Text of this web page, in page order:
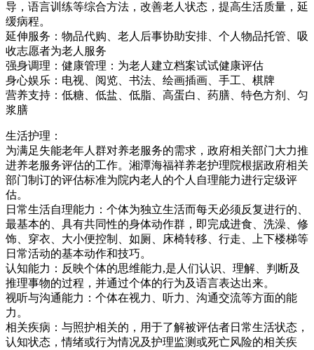
导，语言训练等综合方法，改善老人状态，提高生活质量，延
缓病程。
延伸服务：物品代购、老人后事协助安排、个人物品托管、吸
收志愿者为老人服务
强身调理：健康管理：为老人建立档案试试健康评估
身心娱乐：电视、阅览、书法、绘画插画、手工、棋牌
营养支持：低糖、低盐、低脂、高蛋白、药膳、特色方剂、匀
浆膳
生活护理：
为满足失能老年人群对养老服务的需求，政府相关部门大力推
进养老服务评估的工作。湘潭海福祥养老护理院根据政府相关
部门制订的评估标准为院内老人的个人自理能力进行定级评
估。
日常生活自理能力：个体为独立生活而每天必须反复进行的、
最基本的、具有共同性的身体动作群，即完成进食、洗澡、修
饰、穿衣、大小便控制、如厕、床椅转移、行走、上下楼梯等
日常活动的基本动作和技巧。
认知能力：反映个体的思维能力,是人们认识、理解、判断及
推理事物的过程，并通过个体的行为及语言表达出来。
视听与沟通能力：个体在视力、听力、沟通交流等方面的能
力。
相关疾病：与照护相关的，用于了解被评估者日常生活状态，
认知状态，情绪或行为情况及护理监测或死亡风险的相关疾